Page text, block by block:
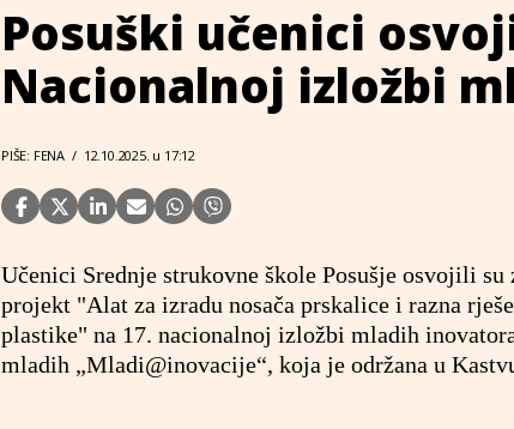
Posuški učenici
Nacionalnoj izložbi
PIŠE: FENA / 12.10.2025. u 17:12
Učenici Srednje strukovne škole Posušje osvojili
projekt "Alat za izradu nosača prskalice i razna
plastike" na 17. nacionalnoj izložbi mladih
mladih „Mladi@inovacije“, koja je održana u